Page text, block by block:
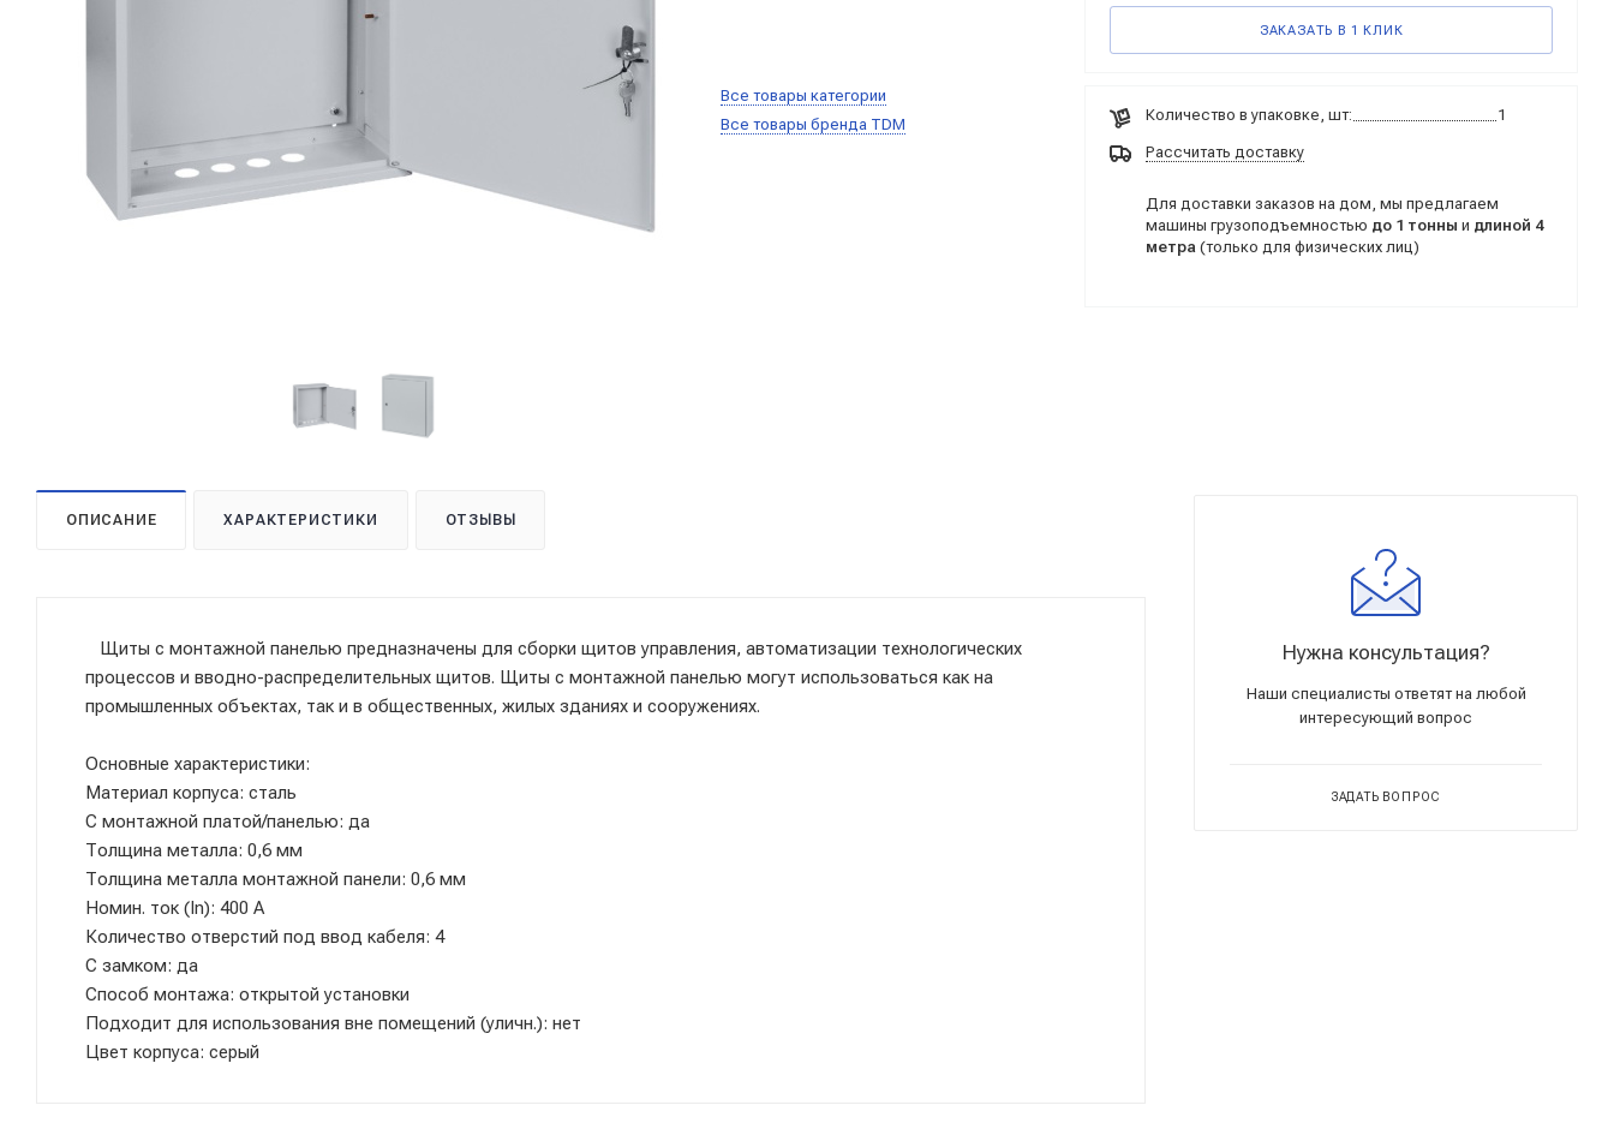
Все товары категории
Все товары бренда TDM
ЗАКАЗАТЬ В 1 КЛИК
Количество в упаковке, шт: 1
Рассчитать доставку
Для доставки заказов на дом, мы предлагаем
машины грузоподъемностью до 1 тонны и длиной 4
метра (только для физических лиц)
ОПИСАНИЕ ХАРАКТЕРИСТИКИ ОТЗЫВЫ
Щиты с монтажной панелью предназначены для сборки щитов управления, автоматизации технологических
процессов и вводно-распределительных щитов. Щиты с монтажной панелью могут использоваться как на
промышленных объектах, так и в общественных, жилых зданиях и сооружениях.
Основные характеристики:
Материал корпуса: сталь
С монтажной платой/панелью: да
Толщина металла: 0,6 мм
Толщина металла монтажной панели: 0,6 мм
Номин. ток (In): 400 А
Количество отверстий под ввод кабеля: 4
С замком: да
Способ монтажа: открытой установки
Подходит для использования вне помещений (уличн.): нет
Цвет корпуса: серый
Нужна консультация?
Наши специалисты ответят на любой
интересующий вопрос
ЗАДАТЬ ВОПРОС